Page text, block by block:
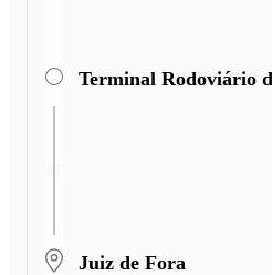
Juiz de Fora